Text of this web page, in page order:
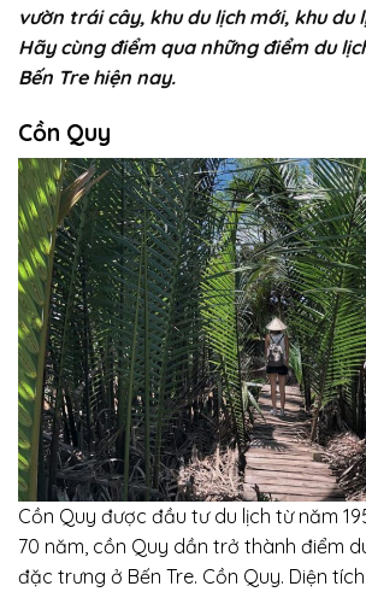
vườn trái cây, khu du lịch mới, khu du
Hãy cùng điểm qua những điểm du
Bến Tre hiện nay.
Cồn Quy
Cồn Quy được đầu tư du lịch từ năm
70 năm, cồn Quy dần trở thành điểm
đặc trưng ở Bến Tre. Cồn Quy. Diện